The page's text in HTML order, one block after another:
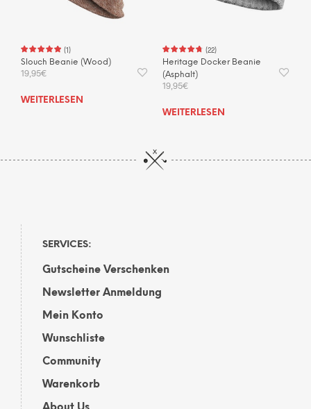
(1)
Slouch Beanie (Wood)
19,95€
WEITERLESEN
(22)
Heritage Docker Beanie
(Asphalt)
19,95€
WEITERLESEN
SERVICES:
Gutscheine Verschenken
Newsletter Anmeldung
Mein Konto
Wunschliste
Community
Warenkorb